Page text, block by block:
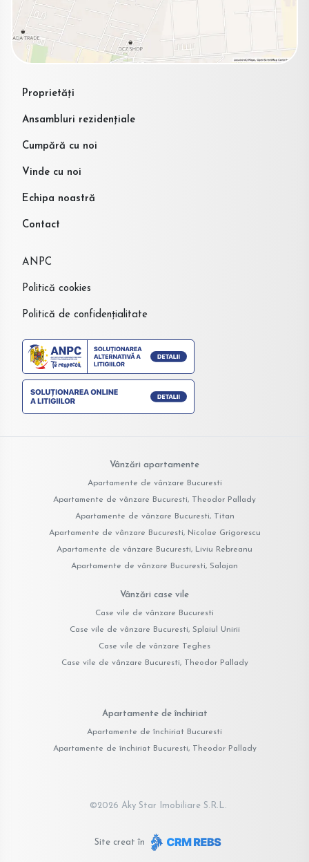
Proprietăți
Ansambluri rezidențiale
Cumpără cu noi
Vinde cu noi
Echipa noastră
Contact
ANPC
Politică cookies
Politică de confidențialitate
Vânzări apartamente
Apartamente de vânzare Bucuresti
Apartamente de vânzare Bucuresti, Theodor Pallady
Apartamente de vânzare Bucuresti, Titan
Apartamente de vânzare Bucuresti, Nicolae Grigorescu
Apartamente de vânzare Bucuresti, Liviu Rebreanu
Apartamente de vânzare Bucuresti, Salajan
Vânzări case vile
Case vile de vânzare Bucuresti
Case vile de vânzare Bucuresti, Splaiul Unirii
Case vile de vânzare Teghes
Case vile de vânzare Bucuresti, Theodor Pallady
Apartamente de închiriat
Apartamente de închiriat Bucuresti
Apartamente de închiriat Bucuresti, Theodor Pallady
©2026 Aky Star Imobiliare S.R.L.
Site creat în